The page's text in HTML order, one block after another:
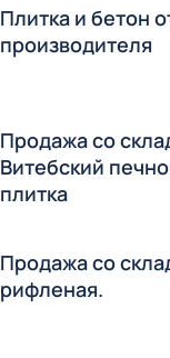
Плитка и бетон
производителя
Продажа со
Витебский
плитка
Продажа со
рифленая.